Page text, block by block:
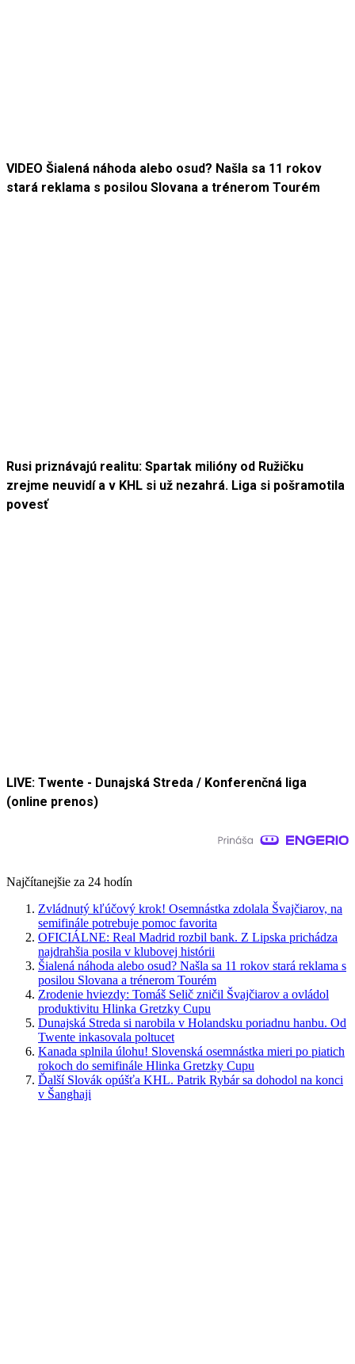
VIDEO Šialená náhoda alebo osud? Našla sa 11 rokov
stará reklama s posilou Slovana a trénerom Tourém
Rusi priznávajú realitu: Spartak milióny od Ružičku
zrejme neuvidí a v KHL si už nezahrá. Liga si pošramotila
povesť
LIVE: Twente - Dunajská Streda / Konferenčná liga
(online prenos)
Najčítanejšie za 24 hodín
Zvládnutý kľúčový krok! Osemnástka zdolala Švajčiarov, na
semifinále potrebuje pomoc favorita
OFICIÁLNE: Real Madrid rozbil bank. Z Lipska prichádza
najdrahšia posila v klubovej histórii
Šialená náhoda alebo osud? Našla sa 11 rokov stará reklama s
posilou Slovana a trénerom Tourém
Zrodenie hviezdy: Tomáš Selič zničil Švajčiarov a ovládol
produktivitu Hlinka Gretzky Cupu
Dunajská Streda si narobila v Holandsku poriadnu hanbu. Od
Twente inkasovala poltucet
Kanada splnila úlohu! Slovenská osemnástka mieri po piatich
rokoch do semifinále Hlinka Gretzky Cupu
Ďalší Slovák opúšťa KHL. Patrik Rybár sa dohodol na konci
v Šanghaji